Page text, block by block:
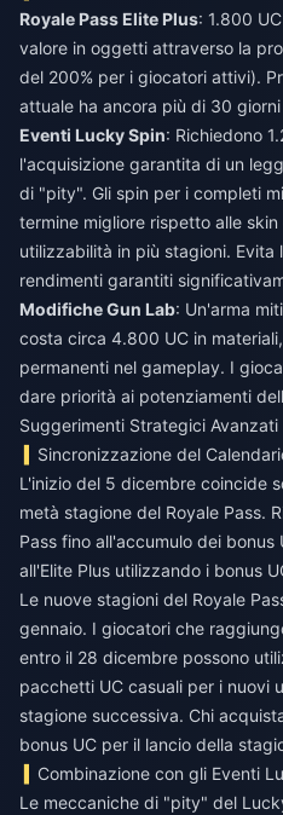
Royale Pass Elite Plus: 1.800
valore in oggetti attraverso la
del 200% per i giocatori attivi).
attuale ha ancora più di 30
Eventi Lucky Spin: Richiedono
l'acquisizione garantita di un
di "pity". Gli spin per i completi
termine migliore rispetto alle
utilizzabilità in più stagioni. Evita
rendimenti garantiti
Modifiche Gun Lab: Un'arma
costa circa 4.800 UC in
permanenti nel gameplay. I
dare priorità ai potenziamenti
Suggerimenti Strategici Avanzati
Sincronizzazione del
L'inizio del 5 dicembre coincide
metà stagione del Royale Pass.
Pass fino all'accumulo dei bonus
all'Elite Plus utilizzando i bonus
Le nuove stagioni del Royale
gennaio. I giocatori che
entro il 28 dicembre possono
pacchetti UC casuali per i nuovi
stagione successiva. Chi
bonus UC per il lancio della
Combinazione con gli Eventi
Le meccaniche di "pity" del